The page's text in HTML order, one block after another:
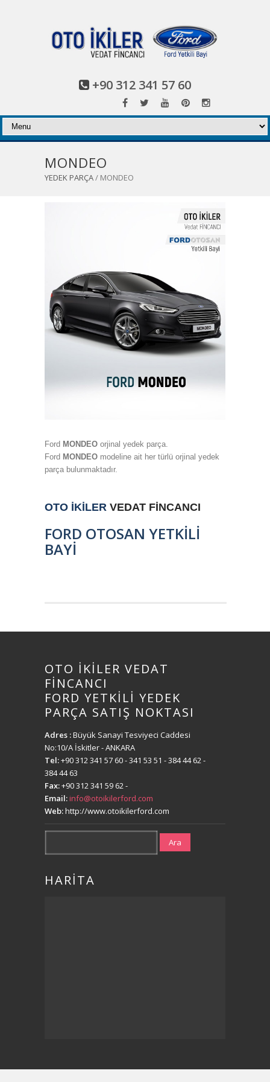
+90 312 341 57 60
MONDEO
YEDEK PARÇA/ MONDEO
Ford MONDEO orjinal yedek parça.
Ford MONDEO modeline ait her türlü orjinal yedek
parça bulunmaktadır.
OTO İKİLER VEDAT FİNCANCI
FORD OTOSAN YETKİLİ
BAYİ
OTO İKİLER VEDAT
FİNCANCI
FORD YETKİLİ YEDEK
PARÇA SATIŞ NOKTASI
Adres :Büyük Sanayi Tesviyeci Caddesi
No:10/A İskitler - ANKARA
Tel:+90 312 341 57 60- 341 53 51 - 384 44 62 -
384 44 63
Fax:+90 312 341 59 62-
Email:info@otoikilerford.com
Web:http://www.otoikilerford.com
Ara
HARİTA